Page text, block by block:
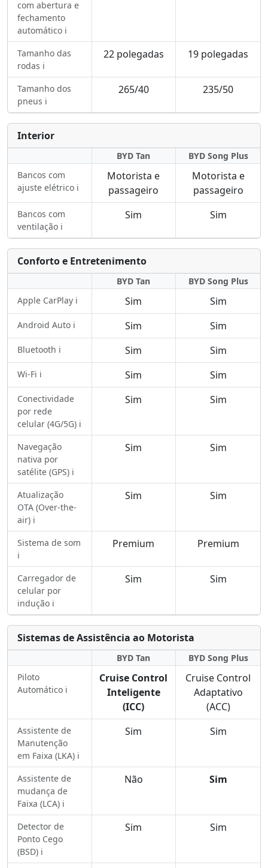
com abertura e
fechamento
automático ℹ️
Tamanho das
rodas ℹ️
22 polegadas 19 polegadas
Tamanho dos
pneus ℹ️
265/40 235/50
Interior
BYD Tan
BYD Song Plus
Bancos com
ajuste elétrico ℹ️
Motorista e
passageiro
Motorista e
passageiro
Bancos com
ventilação ℹ️
Sim Sim
Conforto e Entretenimento
BYD Tan
BYD Song Plus
Apple CarPlay ℹ️
Sim Sim
Android Auto ℹ️ Sim Sim
Bluetooth ℹ️ Sim Sim
Wi-Fi ℹ️ Sim Sim
Conectividade
por rede
celular (4G/5G) ℹ️
Sim Sim
Navegação
nativa por
satélite (GPS) ℹ️
Sim Sim
Atualização
OTA (Over-the-
air) ℹ️
Sim Sim
Sistema de som
ℹ️
Premium Premium
Carregador de
celular por
indução ℹ️
Sim Sim
Sistemas de Assistência ao Motorista
BYD Tan
BYD Song Plus
Piloto
Automático ℹ️
Cruise Control
Inteligente
(ICC)
Cruise Control
Adaptativo
(ACC)
Assistente de
Manutenção
em Faixa (LKA) ℹ️
Sim Sim
Assistente de
mudança de
Faixa (LCA) ℹ️
Não Sim
Detector de
Ponto Cego
(BSD) ℹ️
Sim Sim